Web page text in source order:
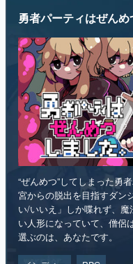
その他
電ファミニコゲーマーとは
運営：株式会社マレ
“ぜんめつ”してしまった勇
宮からの脱出を目指すダン
い/いいえ」しか喋れず、
い人形になっていて、僧
選ぶのは、あなたです。
インディー RPG
リリース日：2026年第4